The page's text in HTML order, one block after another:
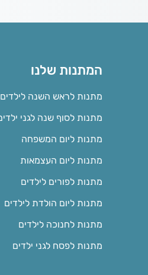
המתנות שלנו
מתנות לראש השנה לילדים
מתנות לסוף שנה לגני
מתנות ליום המשפחה
מתנות ליום העצמאות
מתנות לפורים לילדים
מתנות ליום הולדת לילדים
מתנות לחנוכה לילדים
מתנות לפסח לגני ילדים